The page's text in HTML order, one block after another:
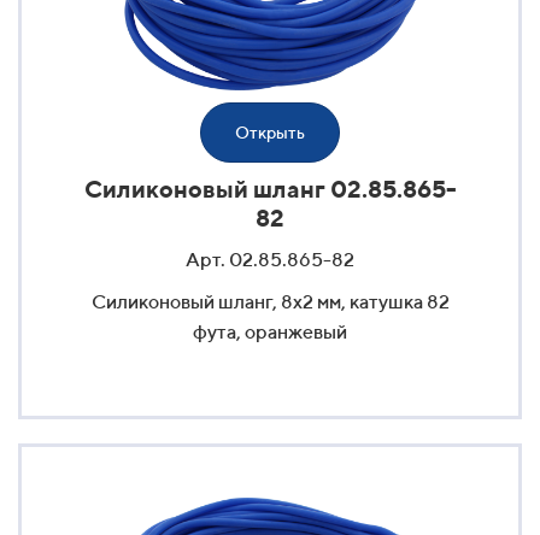
Открыть
Силиконовый шланг 02.85.865-
82
Арт. 02.85.865-82
Силиконовый шланг, 8x2 мм, катушка 82
фута, оранжевый